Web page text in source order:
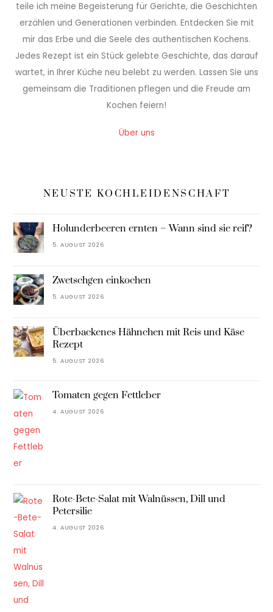
teile ich meine Begeisterung für Gerichte, die Geschichten
erzählen und Generationen verbinden. Entdecken Sie mit
mir das Erbe und die Seele des authentischen Kochens.
Jedes Rezept ist ein Stück gelebte Geschichte, das darauf
wartet, in Ihrer Küche neu belebt zu werden. Lassen Sie uns
gemeinsam die Traditionen pflegen und die Freude am
Kochen feiern!
Über uns
NEUSTE KOCHLEIDENSCHAFT
Holunderbeeren ernten – Wann sind sie reif?
5. AUGUST 2026
Zwetschgen einkochen
5. AUGUST 2026
Überbackenes Hähnchen mit Reis und Käse
Rezept
5. AUGUST 2026
Tomaten gegen Fettleber
4. AUGUST 2026
Rote-Bete-Salat mit Walnüssen, Dill und
Petersilie
4. AUGUST 2026